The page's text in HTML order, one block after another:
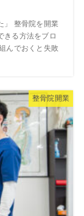
」 整骨院を開業
きる方法をブロ
んでおくと失敗
整骨院開業